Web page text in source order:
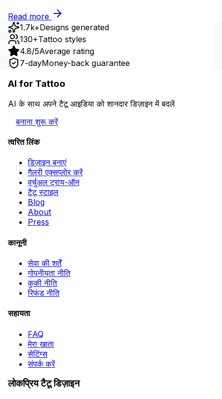
Read more
1.7k+Designs generated
130+Tattoo styles
4.8/5Average rating
7-dayMoney-back guarantee
AI for Tattoo
AI के साथ अपने टैटू आइडिया को शानदार डिज़ाइन में बदलें
बनाना शुरू करें
त्वरित लिंक
डिज़ाइन बनाएं
गैलरी एक्सप्लोर करें
वर्चुअल ट्राय-ऑन
टैटू स्टाइल
Blog
About
Press
कानूनी
सेवा की शर्तें
गोपनीयता नीति
कुकी नीति
रिफंड नीति
सहायता
FAQ
मेरा खाता
सेटिंग्स
संपर्क करें
लोकप्रिय टैटू डिज़ाइन